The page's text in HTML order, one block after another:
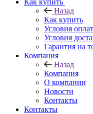
Как купить
Назад
Как купить
Условия
Условия
Гарантия на
Компания
Назад
Компания
О компании
Новости
Контакты
Контакты